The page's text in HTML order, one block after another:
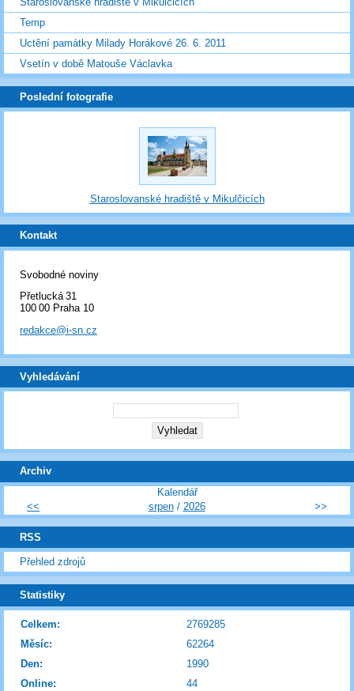
Temp
Uctění památky Milady Horákové 26. 6. 2011
Vsetín v době Matouše Václavka
Poslední fotografie
Staroslovanské hradiště v Mikulčicích
Kontakt
Svobodné noviny
Přetlucká 31
100 00 Praha 10
redakce@i-sn.cz
Vyhledávání
Archiv
Kalendář
<<
srpen/ 2026 >>
RSS
Přehled zdrojů
Statistiky
Online: 44
Celkem:
2769285
Měsíc:
62264
Den:
1990